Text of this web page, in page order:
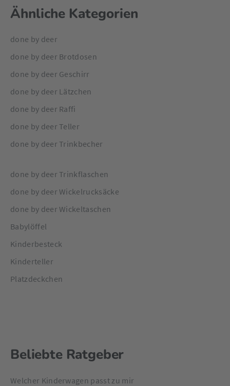
Ähnliche Kategorien
done by deer
done by deer Brotdosen
done by deer Geschirr
done by deer Lätzchen
done by deer Raffi
done by deer Teller
done by deer Trinkbecher
done by deer Trinkflaschen
done by deer Wickelrucksäcke
done by deer Wickeltaschen
Babylöffel
Kinderbesteck
Kinderteller
Platzdeckchen
Beliebte Ratgeber
Welcher Kinderwagen passt zu mir